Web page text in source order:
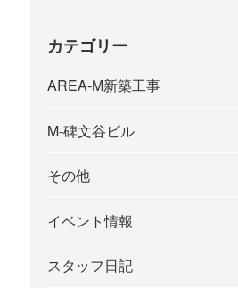
カテゴリー
AREA-M新築工事
M-碑文谷ビル
その他
イベント情報
スタッフ日記